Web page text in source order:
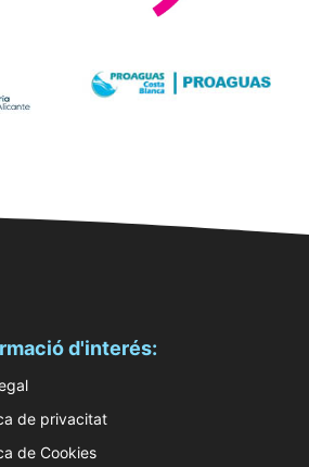
d'interés:
de privacitat
de Cookies